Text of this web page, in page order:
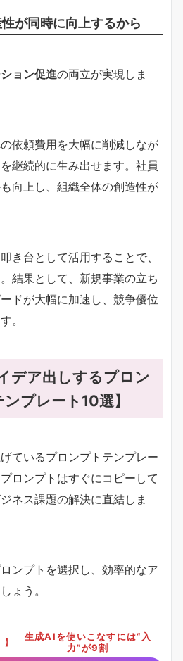
が同時に向上するから
ョン促進の両立が実現しま
依頼費用を大幅に削減しなが
継続的に生み出せます。社員
向上し、組織全体の創造性が
き台として活用することで、
結果として、新規事業の立ち
ドが大幅に加速し、競争優位
。
デア出しするプロン
プレート10選】
ているプロンプトテンプレー
ロンプトはすぐにコピーして
ネス課題の解決に直結しま
ンプトを選択し、効率的なア
ょう。
】
生成AIを使いこなすには“入
力”が9割